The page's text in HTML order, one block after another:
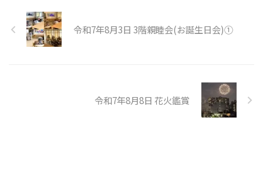
令和7年8月3日 3階親睦会(お誕生日会)①
令和7年8月8日 花火鑑賞